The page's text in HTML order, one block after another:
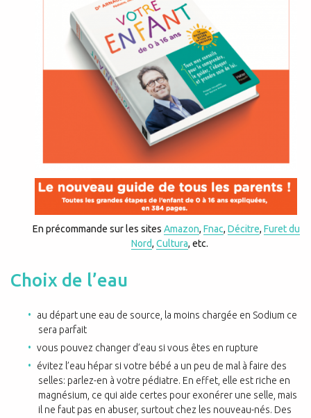
En précommande sur les sites Amazon, Fnac, Décitre, Furet du
Nord, Cultura, etc.
Choix de l’eau
au départ une eau de source, la moins chargée en Sodium ce
sera parfait
vous pouvez changer d’eau si vous êtes en rupture
évitez l’eau hépar si votre bébé a un peu de mal à faire des
selles: parlez-en à votre pédiatre. En effet, elle est riche en
magnésium, ce qui aide certes pour exonérer une selle, mais
il ne faut pas en abuser, surtout chez les nouveau-nés. Des